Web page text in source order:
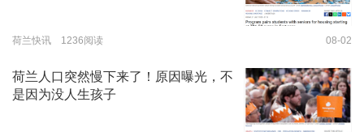
荷兰快讯 1236阅读 08-02
荷兰人口突然慢下来了！原因曝光，不
是因为没人生孩子